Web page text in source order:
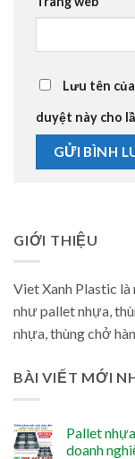
Lưu tên
duyệt này cho
GIỚI THIỆU
Viet Xanh Plastic là
như pallet nhựa,
nhựa, thùng chở
BÀI VIẾT MỚI
Pallet
doanh